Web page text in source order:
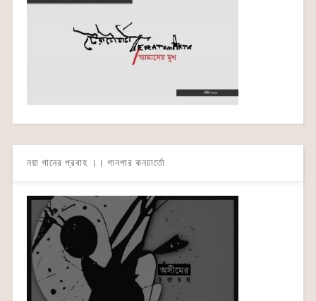
নয়া গানের প্রবাহ ।। গানপার কনচার্তো